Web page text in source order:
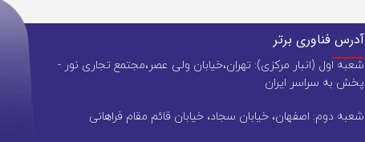
آدرس فناوری برتر
شعبه اول (انبار مرکزی): تهران،خیابان ولی عصر،مجتمع تجاری نور -
پخش به سراسر ایران
شعبه دوم: اصفهان، خیابان سجاد، خیابان قائم مقام فراهانی